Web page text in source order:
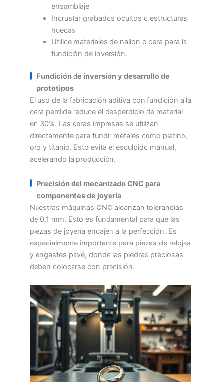
ensamblaje
Incrustar grabados ocultos o estructuras
huecas
Utilice materiales de nailon o cera para la
fundición de inversión.
Fundición de inversión y desarrollo de
prototipos
El uso de la fabricación aditiva con fundición a la
cera perdida reduce el desperdicio de material
en 30%. Las ceras impresas se utilizan
directamente para fundir metales como platino,
oro y titanio. Esto evita el esculpido manual,
acelerando la producción.
Precisión del mecanizado CNC para
componentes de joyería
Nuestras máquinas CNC alcanzan tolerancias
de 0,1 mm. Esto es fundamental para que las
piezas de joyería encajen a la perfección. Es
especialmente importante para piezas de relojes
y engastes pavé, donde las piedras preciosas
deben colocarse con precisión.